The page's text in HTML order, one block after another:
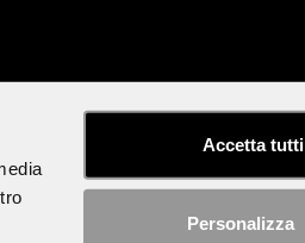
Accetta tutti
Personalizza
Dichiarazione di accessibilità